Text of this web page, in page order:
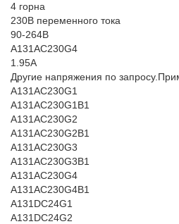
4 горна
230В переменного тока
90-264В
A131AC230G4
1.95A
Другие напряжения по
A131AC230G1
A131AC230G1B1
A131AC230G2
A131AC230G2B1
A131AC230G3
A131AC230G3B1
A131AC230G4
A131AC230G4B1
A131DC24G1
A131DC24G2